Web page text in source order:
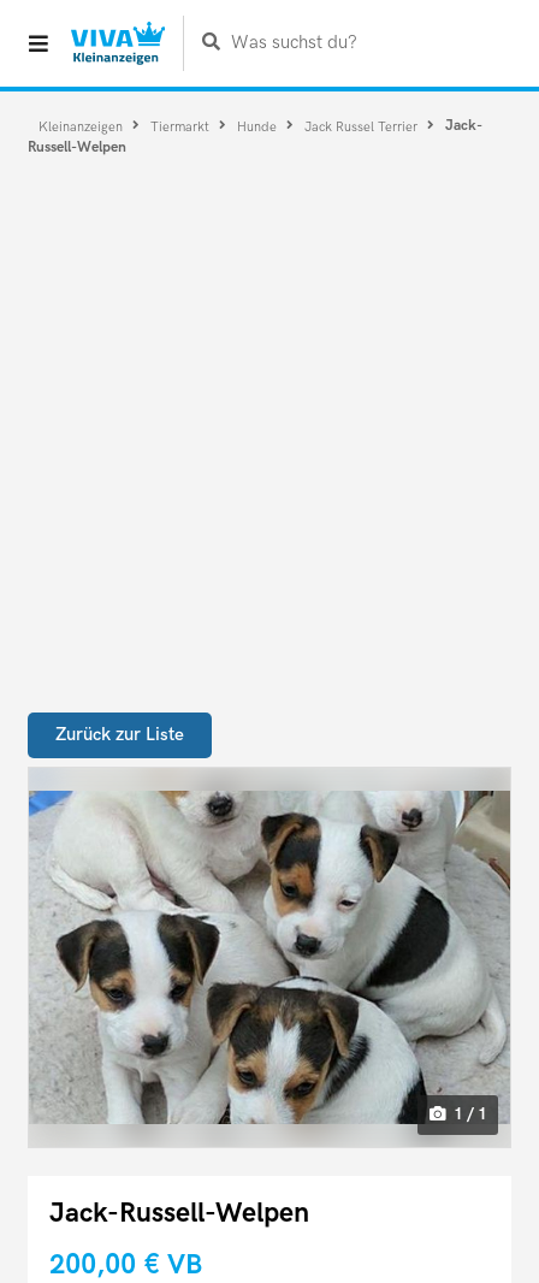
Was suchst du?
Kleinanzeigen Tiermarkt Hunde Jack Russel Terrier
Jack-
Russell-Welpen
Zurück zur Liste
1 / 1
Jack-Russell-Welpen
200,00 € VB